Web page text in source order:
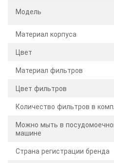
Модель
Материал корпуса
Цвет
Материал фильтров
Цвет фильтров
Количество фильтров в
Можно мыть в
машине
Страна регистрации бренда